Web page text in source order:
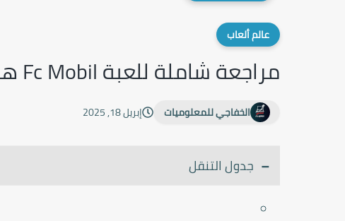
عالم ألعاب
مراجعة شاملة للعبة Fc Mobil هل تستحق التجربه في عام 2025
الخفاجي للمعلوميات إبريل 18, 2025
جدول التنقل